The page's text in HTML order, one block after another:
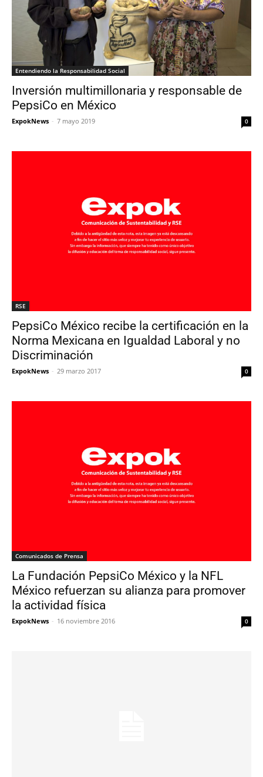
Entendiendo la Responsabilidad Social
Inversión multimillonaria y responsable de
PepsiCo en México
ExpokNews - 7 mayo 2019 0
RSE
PepsiCo México recibe la certificación en la
Norma Mexicana en Igualdad Laboral y no
Discriminación
ExpokNews - 29 marzo 2017 0
Comunicados de Prensa
La Fundación PepsiCo México y la NFL
México refuerzan su alianza para promover
la actividad física
ExpokNews - 16 noviembre 2016 0